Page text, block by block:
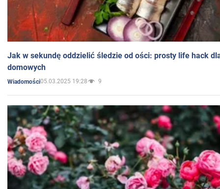
Jak w sekundę oddzielić śledzie od ości: prosty life hack
domowych
Wiadomości05.03.2025 19:28 9